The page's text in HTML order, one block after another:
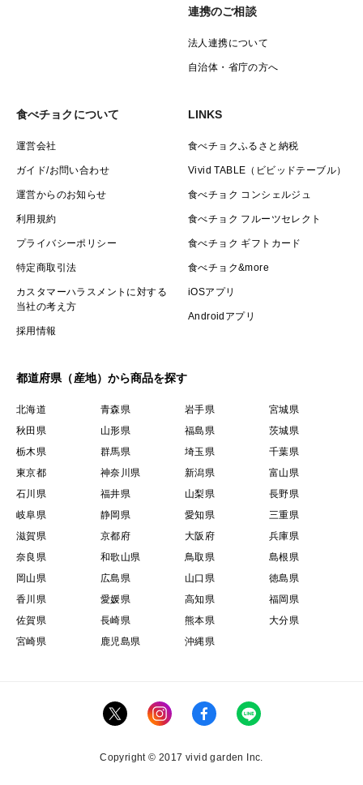
連携のご相談
法人連携について
自治体・省庁の方へ
食べチョクについて
運営会社
ガイド/お問い合わせ
運営からのお知らせ
利用規約
プライバシーポリシー
特定商取引法
カスタマーハラスメントに対する
当社の考え方
採用情報
LINKS
食べチョクふるさと納税
Vivid TABLE（ビビッドテーブル）
食べチョク コンシェルジュ
食べチョク フルーツセレクト
食べチョク ギフトカード
食べチョク&more
iOSアプリ
Androidアプリ
都道府県（産地）から商品を探す
北海道 青森県 岩手県
宮城県
秋田県
山形県 福島県
茨城県
栃木県
群馬県 埼玉県
千葉県
東京都
神奈川県 新潟県
富山県
石川県
福井県 山梨県
長野県
岐阜県
静岡県 愛知県
三重県
滋賀県
京都府 大阪府
兵庫県
奈良県
和歌山県 鳥取県
島根県
岡山県
広島県 山口県
徳島県
香川県
愛媛県 高知県
福岡県
佐賀県
長崎県 熊本県
大分県
宮崎県
鹿児島県 沖縄県
Copyright © 2017 vivid garden Inc.